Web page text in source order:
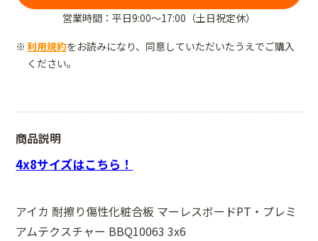
営業時間：平日9:00～17:00（土日祝定休）
利用規約をお読みになり、同意していただいたうえでご購入
ください。
商品説明
4x8サイズはこちら！
アイカ 耐擦り傷性化粧合板 マーレスボードPT・プレミ
アムテクスチャー BBQ10063 3x6